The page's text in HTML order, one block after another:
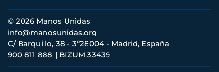
Información
de
contacto
© 2026 Manos Unidas
C/ Barquillo, 38 - 3º28004 - Madrid, España
900 811 888
BIZUM 33439
info@manosunidas.org